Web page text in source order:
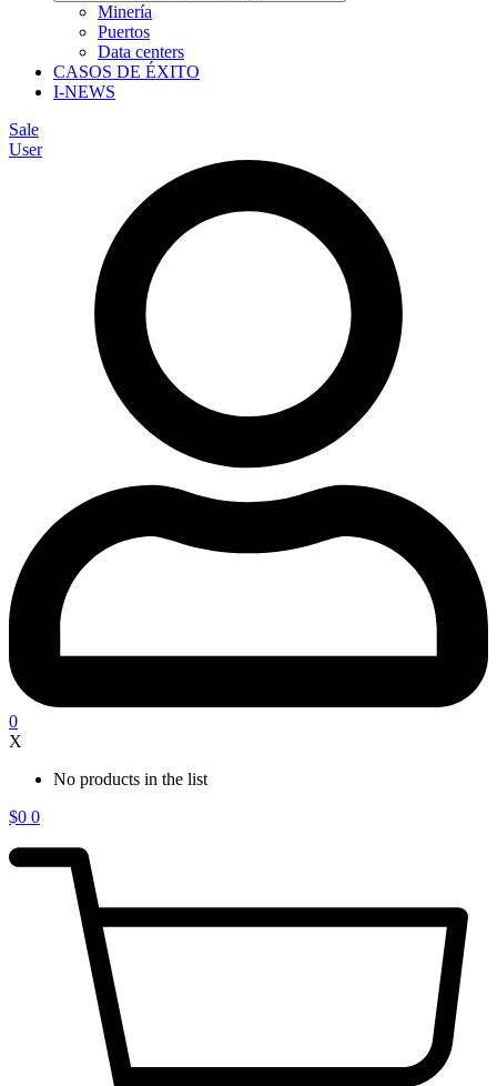
Minería
Puertos
Data centers
CASOS DE ÉXITO
I-NEWS
Sale
User
0
X
No products in the list
$0 0